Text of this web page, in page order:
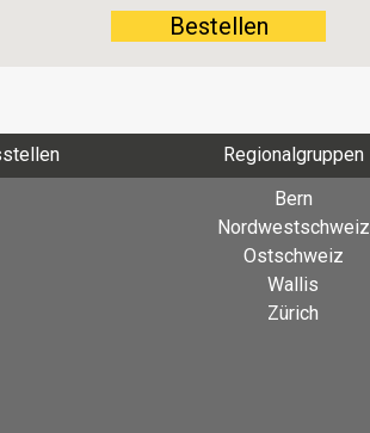
Bestellen
Regionalgruppen
Bern
Nordwestschweiz
Ostschweiz
Wallis
Zürich